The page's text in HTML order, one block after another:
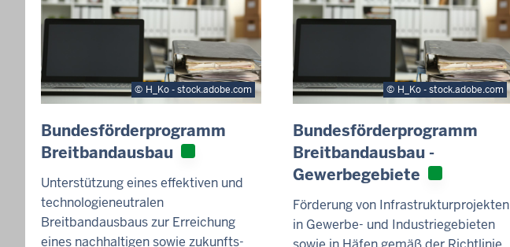
H_Ko - stock.adobe.com
Bundesförderprogramm
Breitbandausbau
Unterstützung eines effektiven und
technologieneutralen
Breitbandausbaus zur Erreichung
eines nachhaltigen sowie zukunfts-
H_Ko - stock.adobe.com
Bundesförderprogramm
Breitbandausbau -
Gewerbegebiete
Förderung von Infrastrukturprojekten
in Gewerbe- und Industriegebieten